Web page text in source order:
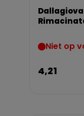
Niet op
4,21